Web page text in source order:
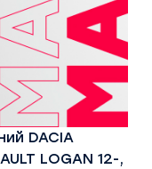
DACIA
LOGAN 12-,